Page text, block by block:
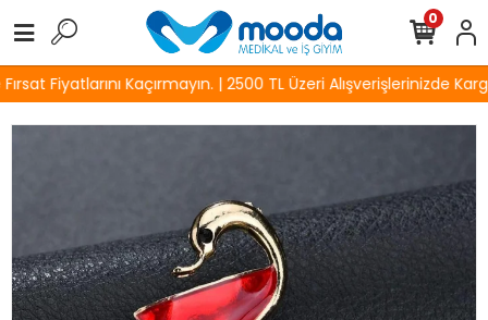
Fiyatlarını Kaçırmayın. | 2500 TL Üzeri Alışverişlerinizde
0